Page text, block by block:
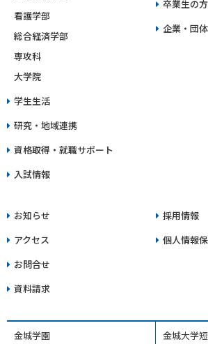
看護学部
総合経済学部
専攻科
大学院
学生生活
研究・地域連携
資格取得・就職サポート
入試情報
卒業生の
企業・団
お知らせ
アクセス
お問合せ
資料請求
採用情報
個人情報
金城学園 金城大学